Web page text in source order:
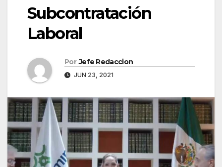
Subcontratación
Laboral
Por Jefe Redaccion
JUN 23, 2021